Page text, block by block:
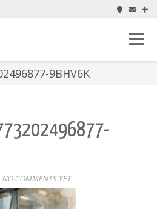
Toggle
9BHV6K
NO COMMENTS YET